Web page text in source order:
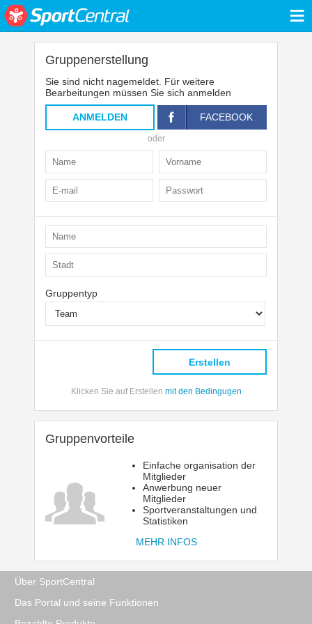
≡
Gruppenerstellung
Sie sind nicht nagemeldet. Für weitere
Bearbeitungen müssen Sie sich anmelden
ANMELDEN FACEBOOK
oder
Gruppentyp
Erstellen
Klicken Sie auf Erstellen mit den Bedingugen
Gruppenvorteile
Einfache organisation der
Mitglieder
Anwerbung neuer
Mitglieder
Sportveranstaltungen und
Statistiken
MEHR INFOS
Über SportCentral
Das Portal und seine Funktionen